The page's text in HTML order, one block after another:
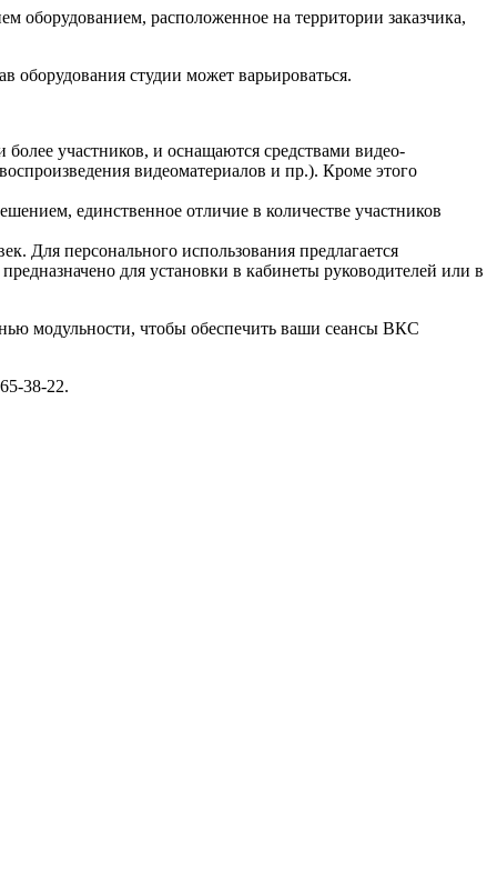
оборудованием, расположенное на территории заказчика,
оборудования студии может варьироваться.
участников, и оснащаются средствами видео-
видеоматериалов и пр.). Кроме этого
единственное отличие в количестве участников
Для персонального использования предлагается
для установки в кабинеты руководителей или в
модульности, чтобы обеспечить ваши сеансы ВКС
38-22.